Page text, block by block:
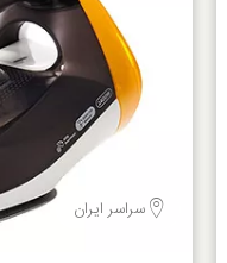
سراسر ایران